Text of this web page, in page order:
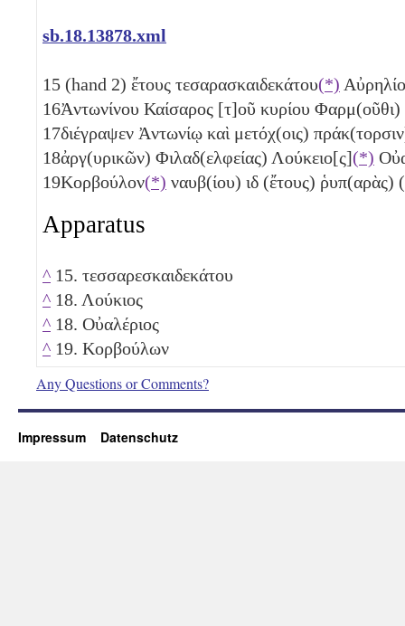
sb.18.13878.xml
15 (hand 2) ἔτους τεσαρασκαιδεκάτου(*)
16Ἀντωνίνου Καίσαρος [τ]οῦ κυρίου Φαρμ(οῦθι)
17διέγραψεν Ἀντωνίῳ καὶ μετόχ(οις)
18ἀργ(υρικῶν) Φιλαδ(ελφείας) Λούκειο[ς](*)
19Κορβούλον(*) ναυβ(ίου) ιδ (ἔτους) ῥυπ(αρὰς)
Apparatus
^ 15. τεσσαρεσκαιδεκάτου
^ 18. Λούκιος
^ 18. Οὐαλέριος
^ 19. Κορβούλων
Any Questions or Comments?
Impressum Datenschutz